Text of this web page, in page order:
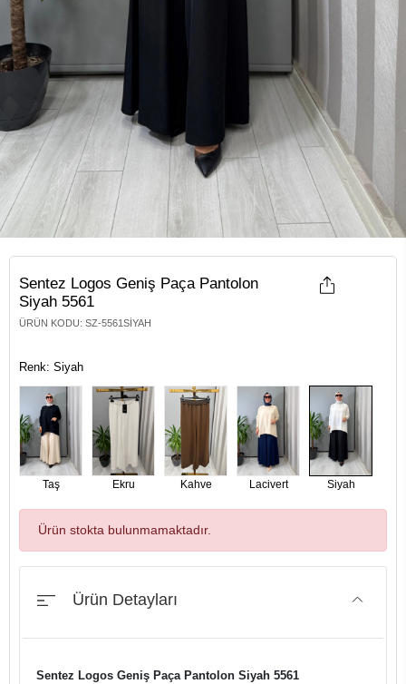
Sentez Logos Geniş Paça Pantolon
Siyah 5561
ÜRÜN KODU: SZ-5561SIYAH
Renk: Siyah
Taş Ekru Kahve Lacivert Siyah
Ürün stokta bulunmamaktadır.
Ürün Detayları
Sentez Logos Geniş Paça Pantolon Siyah 5561